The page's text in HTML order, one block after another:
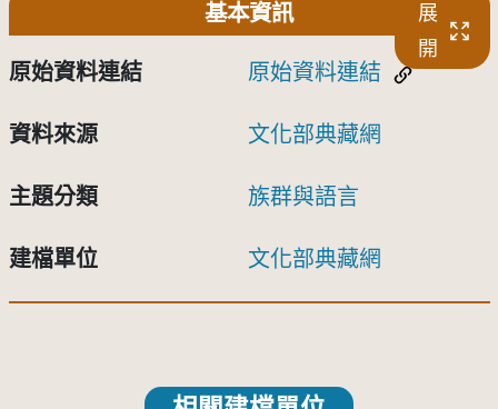
基本資訊
展
開
原始資料連結 原始資料連結
資料來源 文化部典藏網
主題分類 族群與語言
建檔單位 文化部典藏網